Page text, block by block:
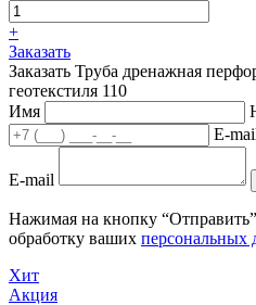
+
Заказать
Заказать Труба дренажная
геотекстиля 110
Имя
E-
E-mail
Нажимая на кнопку “Отправить”
обработку ваших персональных
Хит
Акция